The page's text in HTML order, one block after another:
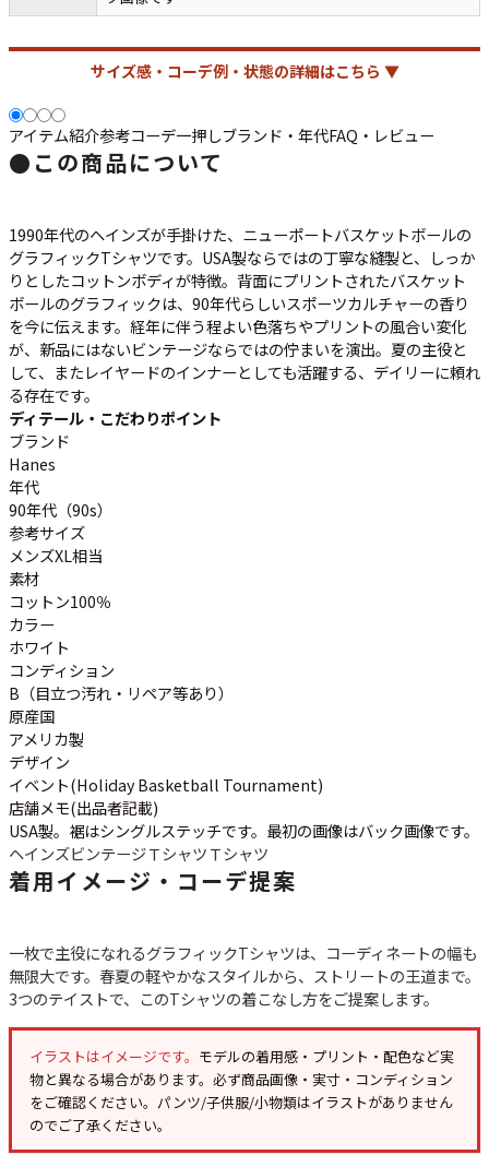
お気に入りリスト
メルマガ登録
会社概要
特定商取引法に基づく表示
プライバシーポリシー
お問い合わせ
サイズ感・コーデ例・状態の詳細はこちら ▼
アイテム紹介参考コーデ一押しブランド・年代FAQ・レビュー
● この商品について
1990年代のヘインズが手掛けた、ニューポートバスケットボールの
グラフィックTシャツです。USA製ならではの丁寧な縫製と、しっか
りとしたコットンボディが特徴。背面にプリントされたバスケット
ボールのグラフィックは、90年代らしいスポーツカルチャーの香り
を今に伝えます。経年に伴う程よい色落ちやプリントの風合い変化
が、新品にはないビンテージならではの佇まいを演出。夏の主役と
して、またレイヤードのインナーとしても活躍する、デイリーに頼れ
る存在です。
ディテール・こだわりポイント
ブランド
Hanes
年代
90年代（90s）
参考サイズ
メンズXL相当
素材
コットン100％
カラー
ホワイト
コンディション
B（目立つ汚れ・リペア等あり）
原産国
アメリカ製
デザイン
イベント(Holiday Basketball Tournament)
店舗メモ(出品者記載)
USA製。裾はシングルステッチです。最初の画像はバック画像です。
ヘインズビンテージＴシャツＴシャツ
着用イメージ・コーデ提案
一枚で主役になれるグラフィックTシャツは、コーディネートの幅も
無限大です。春夏の軽やかなスタイルから、ストリートの王道まで。
3つのテイストで、このTシャツの着こなし方をご提案します。
イラストはイメージです。 モデルの着用感・プリント・配色など実
物と異なる場合があります。必ず商品画像・実寸・コンディション
をご確認ください。パンツ/子供服/小物類はイラストがありません
のでご了承ください。